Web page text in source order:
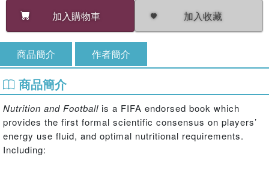
加入購物車 加入收藏
商品簡介 作者簡介
商品簡介
Nutrition and Football is a FIFA endorsed book which
provides the first formal scientific consensus on players’
energy use fluid, and optimal nutritional requirements.
Including: